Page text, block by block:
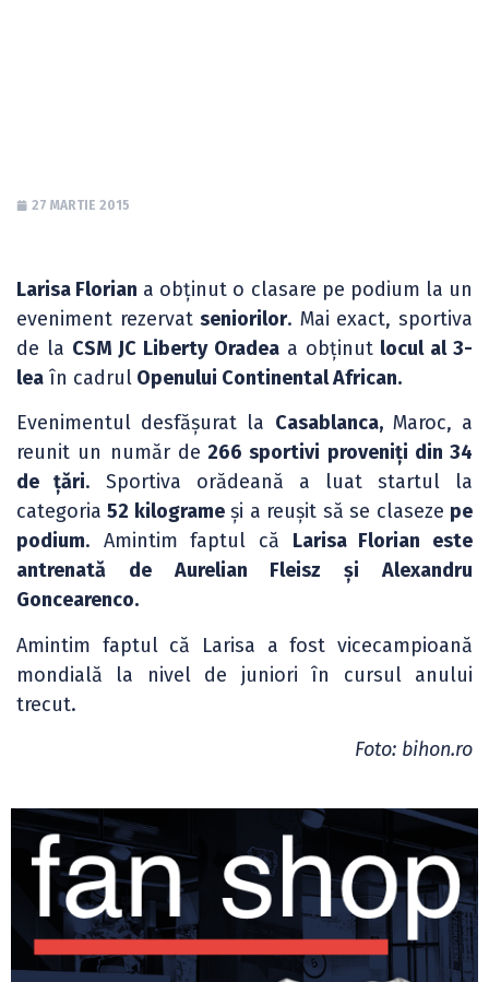
27 MARTIE 2015
Larisa Florian a obținut o clasare pe podium la un
eveniment rezervatseniorilor. Mai exact, sportiva
de la CSM JC Liberty Oradea a obținut locul al 3-
lea în cadrul Openului Continental African.
Evenimentul desfășurat la Casablanca,Maroc, a
reunit un număr de 266 sportivi proveniți din 34
de țări. Sportiva orădeană a luat startul la
categoria52 kilogrameși a reușit să se claseze pe
podium. Amintim faptul că Larisa Florian este
antrenată de Aurelian Fleisz și Alexandru
Goncearenco.
Amintim faptul că Larisa a fost vicecampioană
mondială la nivel de juniori în cursul anului
trecut.
Foto: bihon.ro